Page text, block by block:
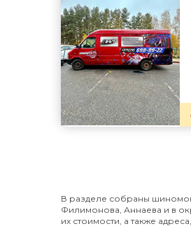
В разделе собраны
Филимонова, Аннаева и в
их стоимости, а также